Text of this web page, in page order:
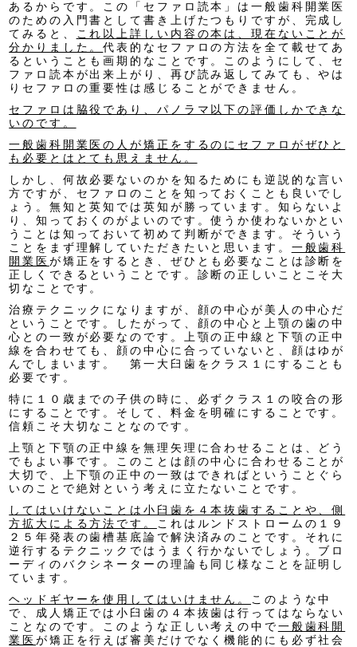
あるからです。この「セファロ読本」は一般歯科開業医
のための入門書として書き上げたつもりですが、完成し
てみると、 これ以上詳しい内容の本は、現在ないことが
分かりました。代表的なセファロの方法を全て載せてあ
るということも画期的なことです。このようにして、セ
ファロ読本が出来上がり、再び読み返してみても、やは
りセファロの重要性は感じることができません。
セファロは脇役であり、パノラマ以下の評価しかできな
いのです。
一般歯科開業医の人が矯正をするのにセファロがぜひと
も必要とはとても思えません。
しかし、何故必要ないのかを知るためにも逆説的な言い
方ですが、セファロのことを知っておくことも良いでし
ょう。無知と英知では英知が勝っています。知らないよ
り、知っておくのがよいのです。使うか使わないかとい
うことは知っておいて初めて判断ができます。そういう
ことをまず理解していただきたいと思います。 一般歯科
開業医 が矯正をするとき、ぜひとも必要なことは診断を
正しくできるということです。診断の正しいことこそ大
切なことです。
治療テクニックになりますが、顔の中心が美人の中心だ
ということです。したがって、顔の中心と上顎の歯の中
心との一致が必要なのです。上顎の正中線と下顎の正中
線を合わせても、顔の中心に合っていないと、顔はゆが
んでしまいます。 第一大臼歯をクラス１にすることも
必要です。
特に１０歳までの子供の時に、必ずクラス１の咬合の形
にすることです。そして、料金を明確にすることです。
信頼こそ大切なことなのです。
上顎と下顎の正中線を無理矢理に合わせることは、どう
でもよい事です。このことは顔の中心に合わせることが
大切で、上下顎の正中の一致はできればということぐら
いのことで絶対という考えに立たないことです。
してはいけないことは小臼歯を４本抜歯することや、側
方拡大による方法です。 これはルンドストロームの１９
２５年発表の歯槽基底論で解決済みのことです。それに
逆行するテクニックではうまく行かないでしょう。ブロ
ーディのバクシネーターの理論も同じ様なことを証明し
ています。
ヘッドギヤーを使用してはいけません。 このような中
で、成人矯正では小臼歯の４本抜歯は行ってはならない
ことなのです。このような正しい考えの中で 一般歯科開
業医 が矯正を行えば審美だけでなく機能的にも必ず社会